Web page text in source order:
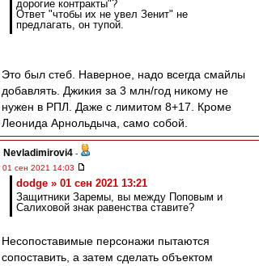
дорогие контракты"?
Ответ "чтобы их не увел Зенит" не
предлагать, он тупой.
Это был стеб. Наверное, надо всегда смайлы
добавлять. Джикия за 3 млн/год никому не
нужен в РПЛ. Даже с лимитом 8+17. Кроме
Леонида Арнольдыча, само собой.
Nevladimirovi4 -
01 сен 2021 14:03
dodge » 01 сен 2021 13:21
Защитники Заремы, вы между Поповым и
Салиховой знак равенства ставите?
Несопоставимые персонажи пытаются
сопоставить, а затем сделать объектом